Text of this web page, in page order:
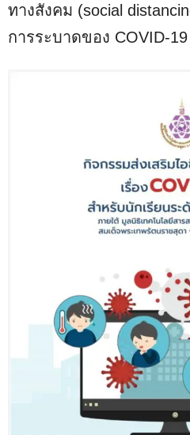
ทางสังคม (social
การระบาดของ COVID-19